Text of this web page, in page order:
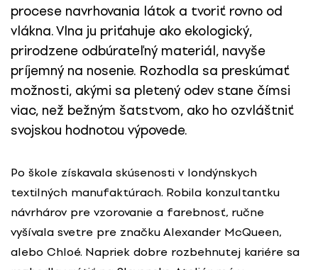
procese navrhovania látok a tvoriť rovno od
vlákna. Vlna ju priťahuje ako ekologický,
prirodzene odbúrateľný materiál, navyše
príjemný na nosenie. Rozhodla sa preskúmať
možnosti, akými sa pletený odev stane čímsi
viac, než bežným šatstvom, ako ho ozvláštniť
svojskou hodnotou výpovede.
Po škole získavala skúsenosti v londýnskych
textilných manufaktúrach. Robila konzultantku
návrhárov pre vzorovanie a farebnosť, ručne
vyšívala svetre pre značku Alexander McQueen,
alebo Chloé. Napriek dobre rozbehnutej kariére sa